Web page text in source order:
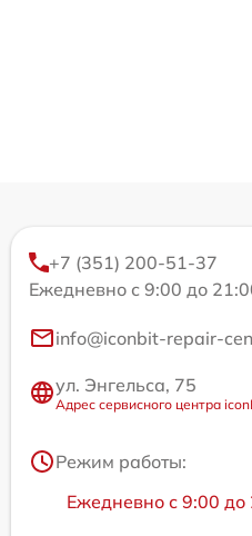
+7 (351) 200-51-37
Ежедневно с 9:00 до
info@iconbit-repair-
ул. Энгельса, 75
Адрес сервисного центра
Режим работы:
Ежедневно с 9:00 до